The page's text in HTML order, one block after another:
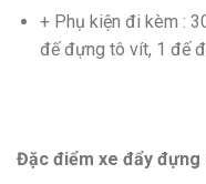
+ Phụ kiện đi kèm :
đế đựng tô vít, 1 đế
Đặc điểm xe đẩy đựng